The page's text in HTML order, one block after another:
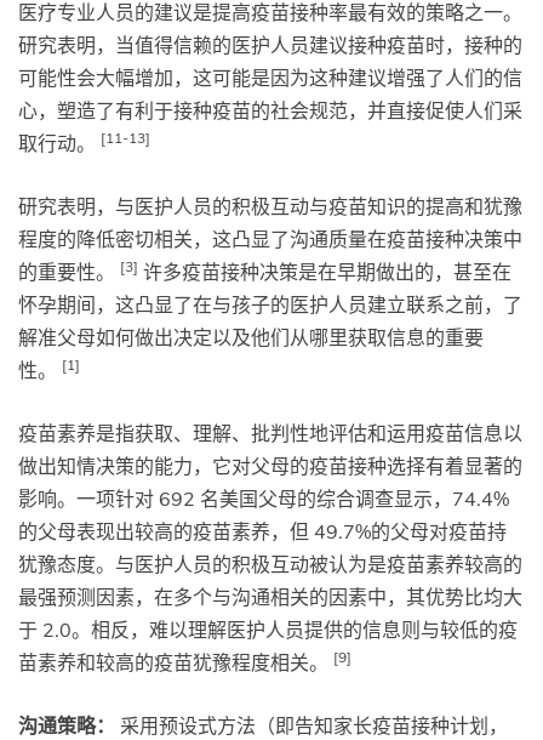
医疗专业人员的建议是提高疫苗接种率最有效的策略之一。
研究表明，当值得信赖的医护人员建议接种疫苗时，接种的
可能性会大幅增加，这可能是因为这种建议增强了人们的信
心，塑造了有利于接种疫苗的社会规范，并直接促使人们采
取行动。
[11-13]
研究表明，与医护人员的积极互动与疫苗知识的提高和犹豫
程度的降低密切相关，这凸显了沟通质量在疫苗接种决策中
的重要性。
[3] 许多疫苗接种决策是在早期做出的，甚至在
怀孕期间，这凸显了在与孩子的医护人员建立联系之前，了
解准父母如何做出决定以及他们从哪里获取信息的重要
性。
[1]
疫苗素养是指获取、理解、批判性地评估和运用疫苗信息以
做出知情决策的能力，它对父母的疫苗接种选择有着显著的
影响。一项针对 692 名美国父母的综合调查显示，74.4%
的父母表现出较高的疫苗素养，但 49.7%的父母对疫苗持
犹豫态度。与医护人员的积极互动被认为是疫苗素养较高的
最强预测因素，在多个与沟通相关的因素中，其优势比均大
于 2.0。相反，难以理解医护人员提供的信息则与较低的疫
苗素养和较高的疫苗犹豫程度相关。
[9]
沟通策略：
采用预设式方法（即告知家长疫苗接种计划，